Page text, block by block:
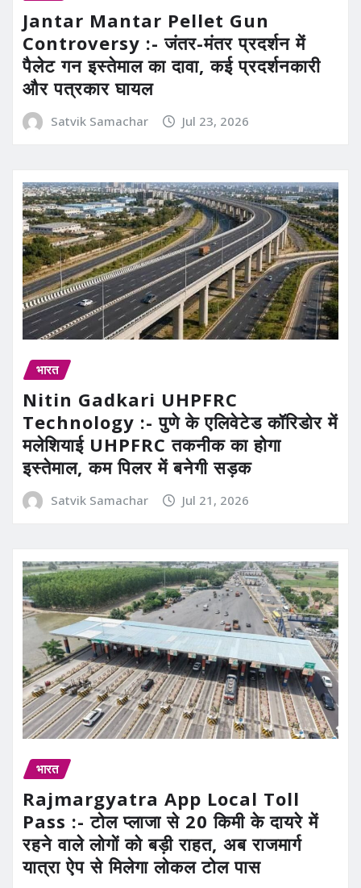
Jantar Mantar Pellet Gun
Controversy :- जंतर-मंतर प्रदर्शन में
पैलेट गन इस्तेमाल का दावा, कई प्रदर्शनकारी
और पत्रकार घायल
Satvik Samachar Jul 23, 2026
भारत
Nitin Gadkari UHPFRC
Technology :- पुणे के एलिवेटेड कॉरिडोर में
मलेशियाई UHPFRC तकनीक का होगा
इस्तेमाल, कम पिलर में बनेगी सड़क
Satvik Samachar Jul 21, 2026
भारत
Rajmargyatra App Local Toll
Pass :- टोल प्लाजा से 20 किमी के दायरे में
रहने वाले लोगों को बड़ी राहत, अब राजमार्ग
यात्रा ऐप से मिलेगा लोकल टोल पास